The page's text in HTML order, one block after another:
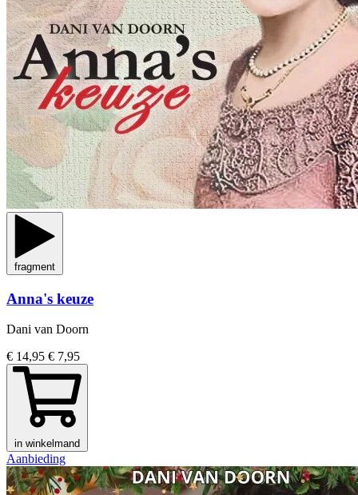
fragment
Anna's keuze
Dani van Doorn
€ 14,95 € 7,95
in winkelmand
Aanbieding